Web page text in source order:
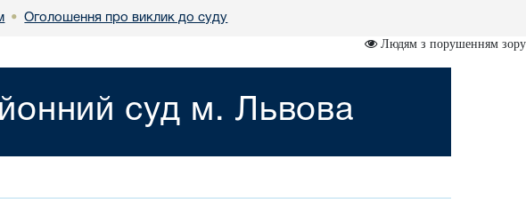
• Оголошення про виклик до суду
Людям з порушенням зору
суд м. Львова